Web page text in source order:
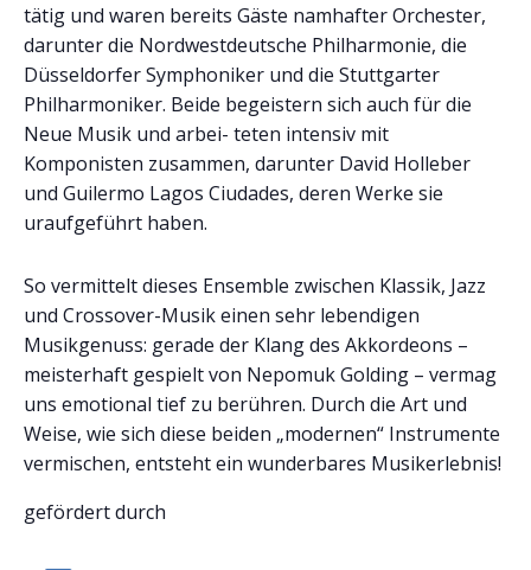
tätig und waren bereits Gäste namhafter Orchester,
darunter die Nordwestdeutsche Philharmonie, die
Düsseldorfer Symphoniker und die Stuttgarter
Philharmoniker. Beide begeistern sich auch für die
Neue Musik und arbei- teten intensiv mit
Komponisten zusammen, darunter David Holleber
und Guilermo Lagos Ciudades, deren Werke sie
uraufgeführt haben.
So vermittelt dieses Ensemble zwischen Klassik, Jazz
und Crossover-Musik einen sehr lebendigen
Musikgenuss: gerade der Klang des Akkordeons –
meisterhaft gespielt von Nepomuk Golding – vermag
uns emotional tief zu berühren. Durch die Art und
Weise, wie sich diese beiden „modernen“ Instrumente
vermischen, entsteht ein wunderbares Musikerlebnis!
gefördert durch